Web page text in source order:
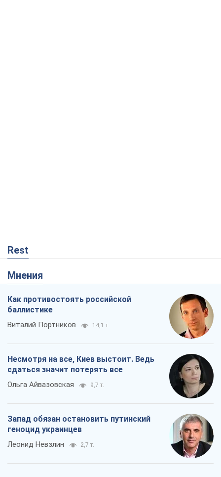
Rest
Мнения
Как противостоять российской
баллистике
Виталий Портников 14,1 т.
Несмотря на все, Киев выстоит. Ведь
сдаться значит потерять все
Ольга Айвазовская 9,7 т.
Запад обязан остановить путинский
геноцид украинцев
Леонид Невзлин 2,7 т.